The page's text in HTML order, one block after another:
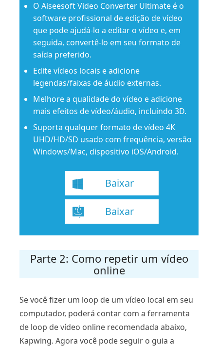
O Aiseesoft Video Converter Ultimate é o
software profissional de edição de vídeo
que pode ajudá-lo a editar o vídeo e, em
seguida, convertê-lo em seu formato de
saída preferido.
Edite vídeos locais e adicione
legendas/faixas de áudio externas.
Melhore a qualidade do vídeo e adicione
mais efeitos de vídeo/áudio, incluindo 3D.
Suporta qualquer formato de vídeo 4K
UHD/HD/SD usado com frequência, versão
Windows/Mac, dispositivo iOS/Android.
Baixar
Baixar
Parte 2: Como repetir um vídeo
online
Se você fizer um loop de um vídeo local em seu
computador, poderá contar com a ferramenta
de loop de vídeo online recomendada abaixo,
Kapwing. Agora você pode seguir o guia a